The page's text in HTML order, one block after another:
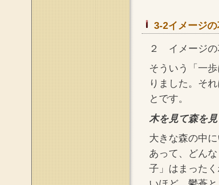
3-2イメージ
２ イメージの
そういう「一
りました。そ
とです。
木を見て森を
大きな森の中
あって、どん
子」はまった